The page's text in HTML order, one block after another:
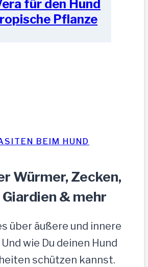
für den Hund
Pflanze
BEIM HUND
Würmer, Zecken,
Giardien & mehr
über äußere und innere
wie Du deinen Hund
schützen kannst.